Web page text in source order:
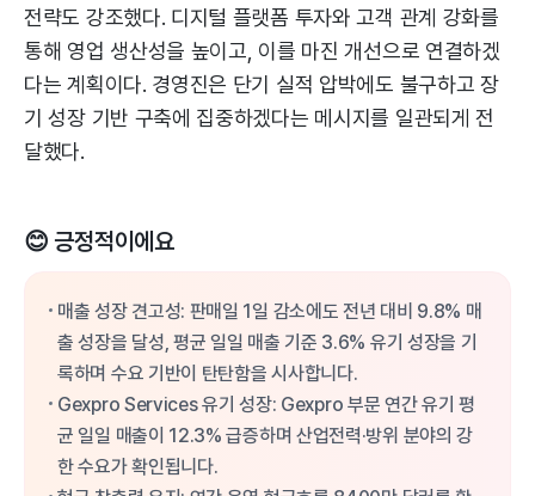
전략도 강조했다. 디지털 플랫폼 투자와 고객 관계 강화를
통해 영업 생산성을 높이고, 이를 마진 개선으로 연결하겠
다는 계획이다. 경영진은 단기 실적 압박에도 불구하고 장
기 성장 기반 구축에 집중하겠다는 메시지를 일관되게 전
달했다.
😊 긍정적이에요
매출 성장 견고성: 판매일 1일 감소에도 전년 대비 9.8% 매
출 성장을 달성, 평균 일일 매출 기준 3.6% 유기 성장을 기
록하며 수요 기반이 탄탄함을 시사합니다.
Gexpro Services 유기 성장: Gexpro 부문 연간 유기 평
균 일일 매출이 12.3% 급증하며 산업전력·방위 분야의 강
한 수요가 확인됩니다.